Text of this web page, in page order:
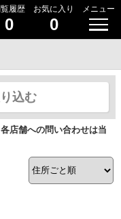
履歴
0
お気に入り
0
メニュー
込む
店舗への問い合わせは当